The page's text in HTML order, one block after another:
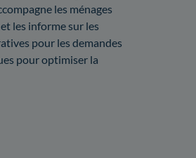
les ménages
les informe sur les
pour les demandes
pour optimiser la